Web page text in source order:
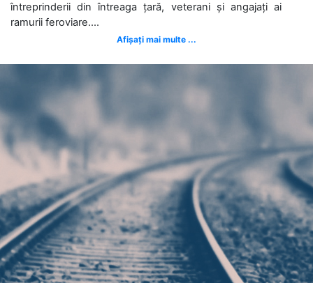
întreprinderii din întreaga țară, veterani și angajați ai
ramurii feroviare....
Afișați mai multe ...